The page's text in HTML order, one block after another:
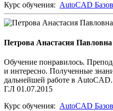
Курс обучения: AutoCAD
Петрова Анастасия Павловна
Обучение понравилось.
и интересно. Полученные
дальнейшей работе в
Г.Л 01.07.2015
Курс обучения: AutoCAD